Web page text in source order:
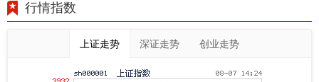
行情指数
上证走势 深证走势 创业走势